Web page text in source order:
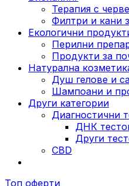
Терапия с
Филтри и кани
Екологични
Перилни
Продукти за
Натурална
Душ гелове и
Шампоани и
Други категории
Диагностични
ДНК
Други
CBD
Топ оферти